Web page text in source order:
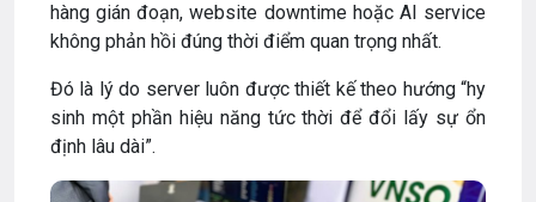
hàng gián đoạn, website downtime hoặc AI service
không phản hồi đúng thời điểm quan trọng nhất.
Đó là lý do server luôn được thiết kế theo hướng “hy
sinh một phần hiệu năng tức thời để đổi lấy sự ổn
định lâu dài”.